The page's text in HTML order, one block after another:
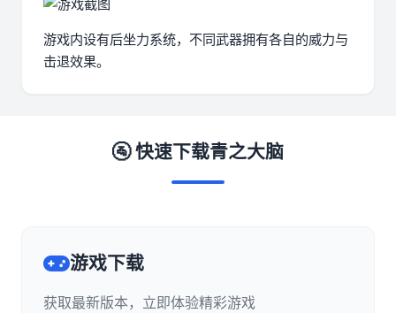
游戏内设有后坐力系统，不同武器拥有各自的威力与
击退效果。
🚰 快速下载青之大脑
游戏下载
获取最新版本，立即体验精彩游戏